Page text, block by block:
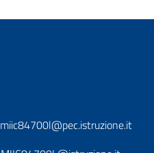
miic84700l@pec.istruzione.it